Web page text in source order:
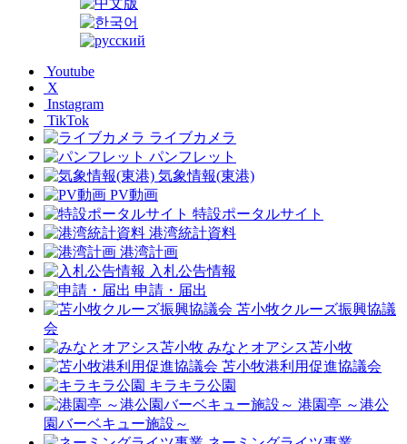
Youtube
X
Instagram
TikTok
ライブカメラ
パンフレット
気象情報(東港)
PV動画
特設ポータルサイト
港湾統計資料
港湾計画
入札公告情報
申請・届出
苫小牧クルーズ振興協議
会
みなとオアシス苫小牧
苫小牧港利用促進協議会
キラキラ公園
港園亭 ～港公
園バーベキュー施設～